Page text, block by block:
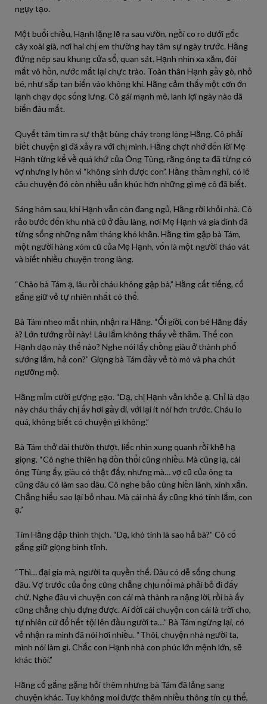
ngụy tạo.
Một buổi chiều, Hạnh lặng lẽ ra sau vườn, ngồi co ro dưới gốc
cây xoài già, nơi hai chị em thường hay tâm sự ngày trước. Hằng
đứng nép sau khung cửa sổ, quan sát. Hạnh nhìn xa xăm, đôi
mắt vô hồn, nước mắt lại chực trào. Toàn thân Hạnh gầy gò, nhỏ
bé, như sắp tan biến vào không khí. Hằng cảm thấy một cơn ớn
lạnh chạy dọc sống lưng. Cô gái mạnh mẽ, lanh lợi ngày nào đã
biến đâu mất.
Quyết tâm tìm ra sự thật bùng cháy trong lòng Hằng. Cô phải
biết chuyện gì đã xảy ra với chị mình. Hằng chợt nhớ đến lời Mẹ
Hạnh từng kể về quá khứ của Ông Tùng, rằng ông ta đã từng có
vợ nhưng ly hôn vì “không sinh được con”. Hằng thầm nghĩ, có lẽ
câu chuyện đó còn nhiều uẩn khúc hơn những gì mẹ cô đã biết.
Sáng hôm sau, khi Hạnh vẫn còn đang ngủ, Hằng rời khỏi nhà. Cô
rảo bước đến khu nhà cũ ở đầu làng, nơi Mẹ Hạnh và gia đình đã
từng sống những năm tháng khó khăn. Hằng tìm gặp bà Tám,
một người hàng xóm cũ của Mẹ Hạnh, vốn là một người tháo vát
và biết nhiều chuyện trong làng.
“Chào bà Tám ạ, lâu rồi cháu không gặp bà,” Hằng cất tiếng, cố
gắng giữ vẻ tự nhiên nhất có thể.
Bà Tám nheo mắt nhìn, nhận ra Hằng. “Ối giời, con bé Hằng đấy
à? Lớn tướng rồi này! Lâu lắm không thấy về thăm. Thế con
Hạnh dạo này thế nào? Nghe nói lấy chồng giàu ở thành phố
sướng lắm, hả con?” Giọng bà Tám đầy vẻ tò mò và pha chút
ngưỡng mộ.
Hằng mỉm cười gượng gạo. “Dạ, chị Hạnh vẫn khỏe ạ. Chỉ là dạo
này cháu thấy chị ấy hơi gầy đi, với lại ít nói hơn trước. Cháu lo
quá, không biết có chuyện gì không.”
Bà Tám thở dài thườn thượt, liếc nhìn xung quanh rồi khẽ hạ
giọng. “Cô nghe thiên hạ đồn thổi cũng nhiều. Mà cũng lạ, cái
ông Tùng ấy, giàu có thật đấy, nhưng mà… vợ cũ của ông ta
cũng đâu có làm sao đâu. Cô nghe bảo cũng hiền lành, xinh xắn.
Chẳng hiểu sao lại bỏ nhau. Mà cái nhà ấy cũng khó tính lắm, con
ạ.”
Tim Hằng đập thình thịch. “Dạ, khó tính là sao hả bà?” Cô cố
gắng giữ giọng bình tĩnh.
“Thì… đại gia mà, người ta quyền thế. Đâu có dễ sống chung
đâu. Vợ trước của ổng cũng chẳng chịu nổi mà phải bỏ đi đấy
chứ. Nghe đâu vì chuyện con cái mà thành ra nặng lời, rồi bà ấy
cũng chẳng chịu đựng được. Ai đời cái chuyện con cái là trời cho,
tự nhiên cứ đổ hết tội lên đầu người ta…” Bà Tám ngừng lại, có
vẻ nhận ra mình đã nói hơi nhiều. “Thôi, chuyện nhà người ta,
mình nói làm gì. Chắc con Hạnh nhà con phúc lớn mệnh lớn, sẽ
khác thôi.”
Hằng cố gắng gặng hỏi thêm nhưng bà Tám đã lảng sang
chuyện khác. Tuy không moi được thêm nhiều thông tin cụ thể,